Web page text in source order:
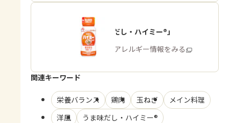
「うま味だし・ハイミー®」
商品・アレルギー情報をみる
関連キーワード
栄養バランス 鶏肉 玉ねぎ
メイン料理
洋風
うま味だし・ハイミー®